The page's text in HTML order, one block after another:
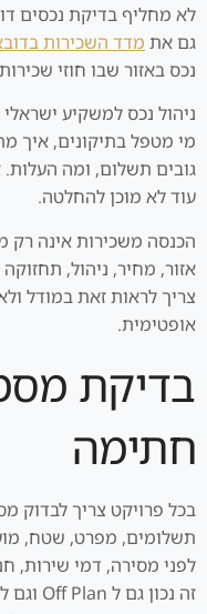
לא מחליף בדיקת נכסים
גם את מדד השכירות
נכס באזור שבו חוזי
ניהול נכס למשקיע
מי מטפל בתיקונים, איך
גובים תשלום, ומה
עוד לא מוכן להחלטה.
הכנסה משכירות אינה
אזור, מחיר, ניהול,
צריך לראות זאת במודל
אופטימית.
בדיקת
חתימה
בכל פרויקט צריך לבדוק
תשלומים, מפרט, שטח,
לפני מסירה, דמי שירות,
זה נכון גם ל Off Plan וגם לדירה מוכנה. מדריך